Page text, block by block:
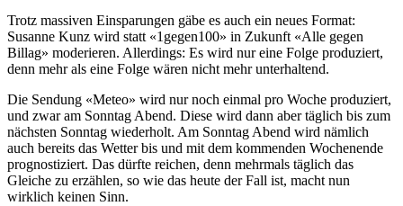
Trotz massiven Einsparungen gäbe es auch ein neues Format:
Susanne Kunz wird statt «1gegen100» in Zukunft «Alle gegen
Billag» moderieren. Allerdings: Es wird nur eine Folge produziert,
denn mehr als eine Folge wären nicht mehr unterhaltend.
Die Sendung «Meteo» wird nur noch einmal pro Woche produziert,
und zwar am Sonntag Abend. Diese wird dann aber täglich bis zum
nächsten Sonntag wiederholt. Am Sonntag Abend wird nämlich
auch bereits das Wetter bis und mit dem kommenden Wochenende
prognostiziert. Das dürfte reichen, denn mehrmals täglich das
Gleiche zu erzählen, so wie das heute der Fall ist, macht nun
wirklich keinen Sinn.